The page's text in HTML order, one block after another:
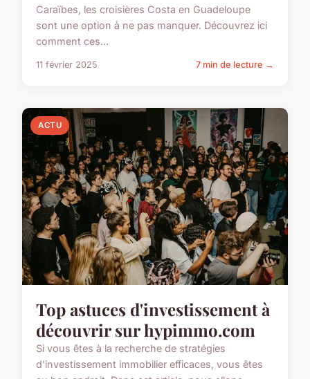
Caraïbes, les croisières Costa en Guadeloupe
sont une option à ne pas manquer. Découvrez ici
comment ces...
11 février 2025 7 min de lecture →
ACTU
Top astuces d'investissement à
découvrir sur hypimmo.com
Si vous êtes à la recherche de stratégies
d'investissement immobilier efficaces, vous êtes